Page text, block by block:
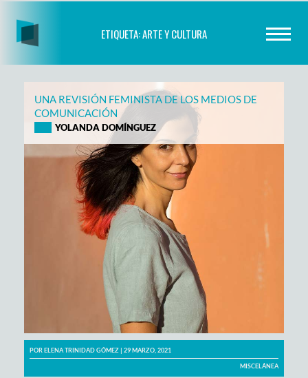
content
ETIQUETA:ARTE Y CULTURA
UNA REVISIÓN FEMINISTA DE LOS MEDIOS DE
COMUNICACIÓN
YOLANDA DOMÍNGUEZ
PORELENA TRINIDAD GÓMEZ | 29 MARZO, 2021
MISCELÁNEA